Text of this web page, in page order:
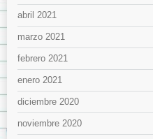
abril 2021
marzo 2021
febrero 2021
enero 2021
diciembre 2020
noviembre 2020